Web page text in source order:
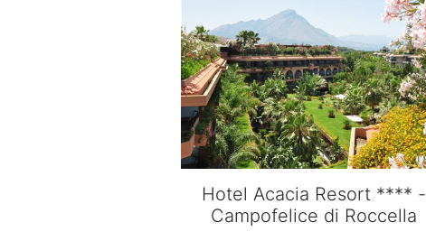
Hotel Acacia Resort **** -
Campofelice di Roccella